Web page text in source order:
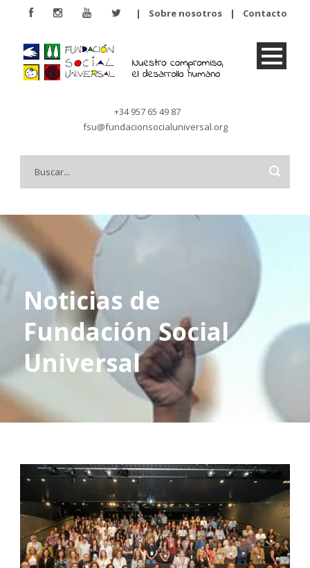
| Sobre nosotros | Contacto
+34 957 65 49 87
fsu@fundacionsocialuniversal.org
Noticias de
Fundación Social
Universal